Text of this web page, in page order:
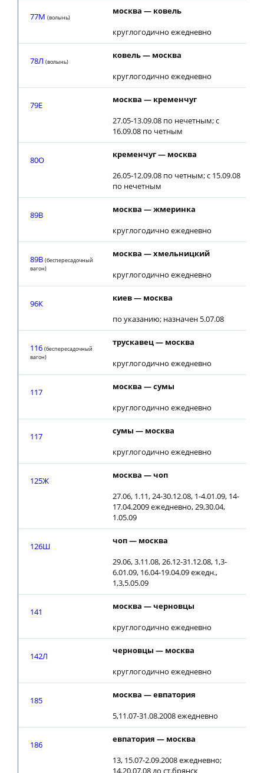
77М (волынь)
москва — ковель
круглогодично ежедневно
78Л (волынь)
ковель — москва
круглогодично ежедневно
79E
москва — кременчуг
27.05-13.09.08 по нечетным; с
16.09.08 по четным
80О
кременчуг — москва
26.05-12.09.08 по четным; с 15.09.08
по нечетным
89В
москва — жмеринка
круглогодично ежедневно
89В (беспересадочный
вагон)
москва — хмельницкий
круглогодично ежедневно
96К
киев — москва
по указанию; назначен 5.07.08
116 (беспересадочный
вагон)
трускавец — москва
круглогодично ежедневно
117
москва — сумы
круглогодично ежедневно
117
сумы — москва
круглогодично ежедневно
125Ж
москва — чоп
27.06, 1.11, 24-30.12.08, 1-4.01.09, 14-
17.04.2009 ежедневно, 29,30.04,
1.05.09
126Ш
чоп — москва
29.06, 3.11.08, 26.12-31.12.08, 1,3-
6.01.09, 16.04-19.04.09 ежедн.,
1,3,5.05.09
141
москва — черновцы
круглогодично ежедневно
142Л
черновцы — москва
круглогодично ежедневно
185
москва — евпатория
5,11.07-31.08.2008 ежедневно
186
евпатория — москва
13, 15.07-2.09.2008 ежедневно;
14,20.07.08 до ст.брянск